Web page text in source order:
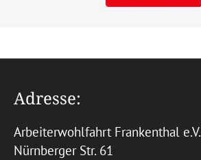
Adresse:
Arbeiterwohlfahrt Frankenthal e.V.
Nürnberger Str. 61